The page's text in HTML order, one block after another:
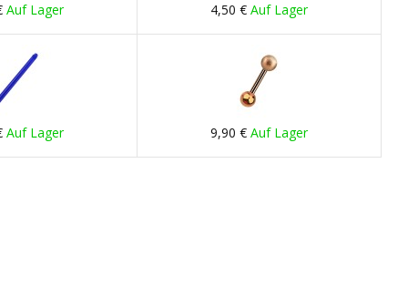
Auf Lager 4,50 € Auf Lager
Auf Lager 9,90 € Auf Lager